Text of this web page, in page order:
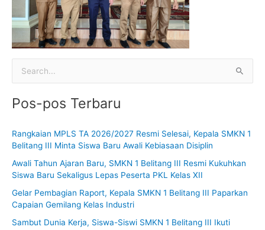
u
t
k
:
Pos-pos Terbaru
Rangkaian MPLS TA 2026/2027 Resmi Selesai, Kepala SMKN 1
Belitang III Minta Siswa Baru Awali Kebiasaan Disiplin
Awali Tahun Ajaran Baru, SMKN 1 Belitang III Resmi Kukuhkan
Siswa Baru Sekaligus Lepas Peserta PKL Kelas XII
Gelar Pembagian Raport, Kepala SMKN 1 Belitang III Paparkan
Capaian Gemilang Kelas Industri
Sambut Dunia Kerja, Siswa-Siswi SMKN 1 Belitang III Ikuti